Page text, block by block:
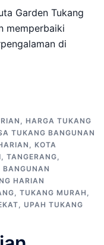
Garden Tukang
memperbaiki
di
, HARGA TUKANG
TUKANG BANGUNAN
, KOTA
, TANGERANG,
BANGUNAN
HARIAN
, TUKANG MURAH ,
, UPAH TUKANG